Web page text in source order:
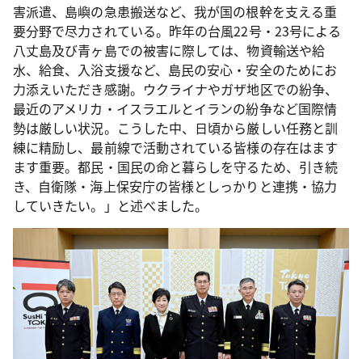
害派遣、島嶼の急患搬送など、我が国の根幹を支える重
要分野で尽力されている。昨年の台風22号・23号による
八丈島及び青ヶ島での被害に際しては、物資輸送や給
水、給食、入浴支援など、島民の安心・安全のためにお
力添えいただき感謝。ウクライナやガザ地区での紛争、
最近のアメリカ・イスラエルとイランの紛争など国際情
勢は厳しい状況。こうした中、日頃から厳しい任務と訓
練に精励し、最前線で活動されている皆様の存在はます
ます重要。都民・国民の命と暮らしを守るため、引き続
き、自衛隊・海上保安庁の皆様としっかりと連携・協力
していきたい。」と述べました。